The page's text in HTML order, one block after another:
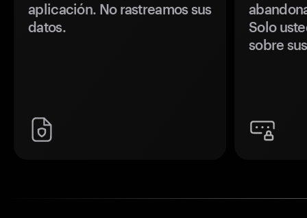
aplicación. No rastreamos sus
datos.
Solo
sobre